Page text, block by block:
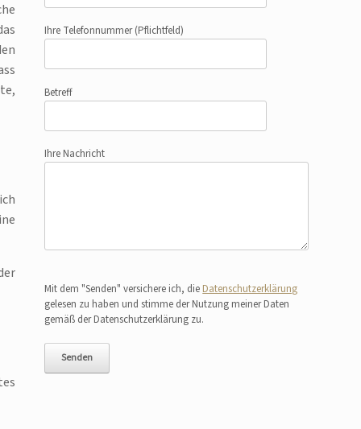
Ihre Telefonnummer(Pflichtfeld)
Betreff
Ihre Nachricht
Mit dem "Senden" versichere ich, die Datenschutzerklärung
gelesen zu haben und stimme der Nutzung meiner Daten
gemäß der Datenschutzerklärung zu.